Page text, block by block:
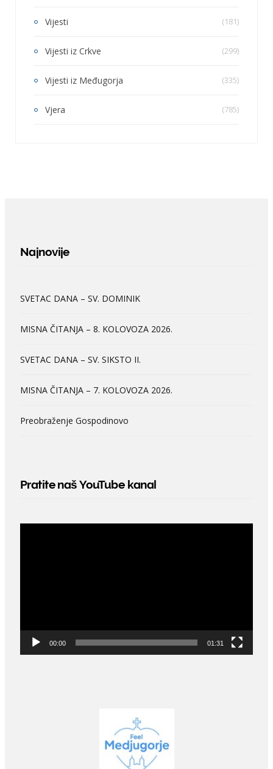
Vijesti (181)
Vijesti iz Crkve (299)
Vijesti iz Međugorja (335)
Vjera (785)
Najnovije
SVETAC DANA – SV. DOMINIK
MISNA ČITANJA – 8. KOLOVOZA 2026.
SVETAC DANA – SV. SIKSTO II.
MISNA ČITANJA – 7. KOLOVOZA 2026.
Preobraženje Gospodinovo
Pratite naš YouTube kanal
00:00 01:31